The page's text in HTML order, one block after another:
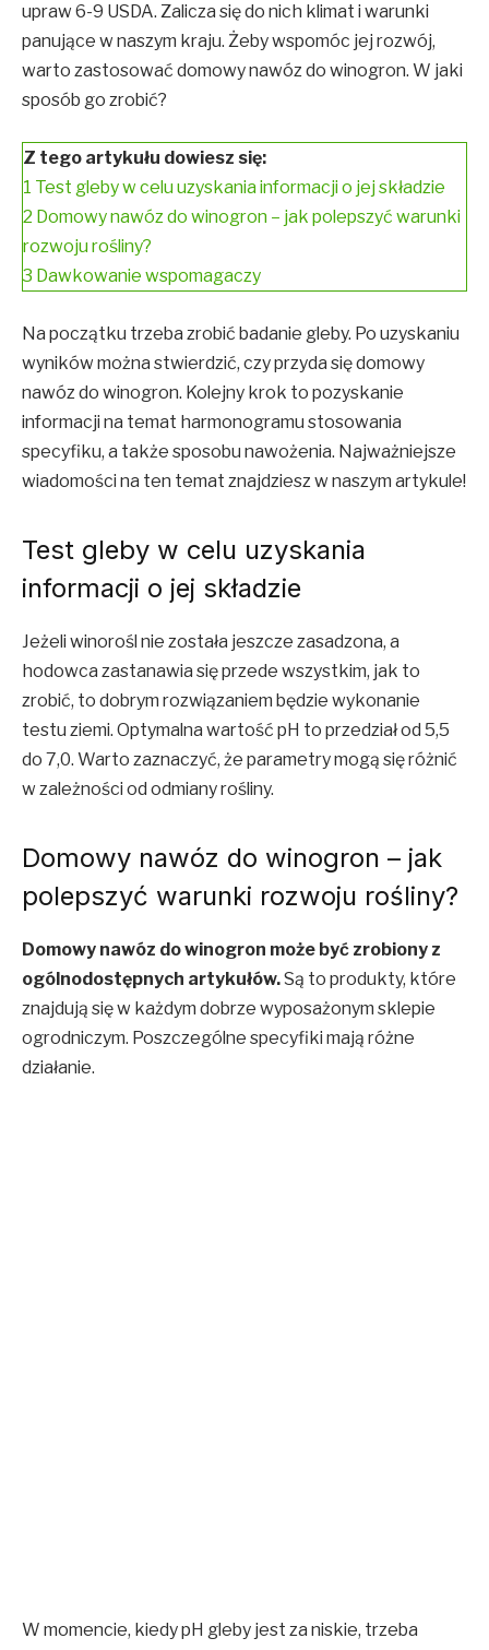
upraw 6-9 USDA. Zalicza się do nich klimat i warunki
panujące w naszym kraju. Żeby wspomóc jej rozwój,
warto zastosować domowy nawóz do winogron. W jaki
sposób go zrobić?
Z tego artykułu dowiesz się:
1 Test gleby w celu uzyskania informacji o jej składzie
2 Domowy nawóz do winogron – jak polepszyć warunki
rozwoju rośliny?
3 Dawkowanie wspomagaczy
Na początku trzeba zrobić badanie gleby. Po uzyskaniu
wyników można stwierdzić, czy przyda się domowy
nawóz do winogron. Kolejny krok to pozyskanie
informacji na temat harmonogramu stosowania
specyfiku, a także sposobu nawożenia. Najważniejsze
wiadomości na ten temat znajdziesz w naszym artykule!
Test gleby w celu uzyskania
informacji o jej składzie
Jeżeli winorośl nie została jeszcze zasadzona, a
hodowca zastanawia się przede wszystkim, jak to
zrobić, to dobrym rozwiązaniem będzie wykonanie
testu ziemi. Optymalna wartość pH to przedział od 5,5
do 7,0. Warto zaznaczyć, że parametry mogą się różnić
w zależności od odmiany rośliny.
Domowy nawóz do winogron – jak
polepszyć warunki rozwoju rośliny?
Domowy nawóz do winogron może być zrobiony z
ogólnodostępnych artykułów.Są to produkty, które
znajdują się w każdym dobrze wyposażonym sklepie
ogrodniczym. Poszczególne specyfiki mają różne
działanie.
W momencie, kiedy pH gleby jest za niskie, trzeba